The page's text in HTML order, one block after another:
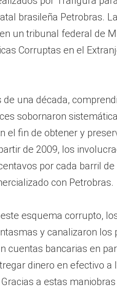
brasileña Petrobras.
un tribunal federal de
Corruptas en el
de una década,
sobornaron
el fin de obtener y
de 2009, los
por cada barril
con Petrobras.
esquema corrupto,
y canalizaron los
cuentas bancarias en
dinero en efectivo a
a estas